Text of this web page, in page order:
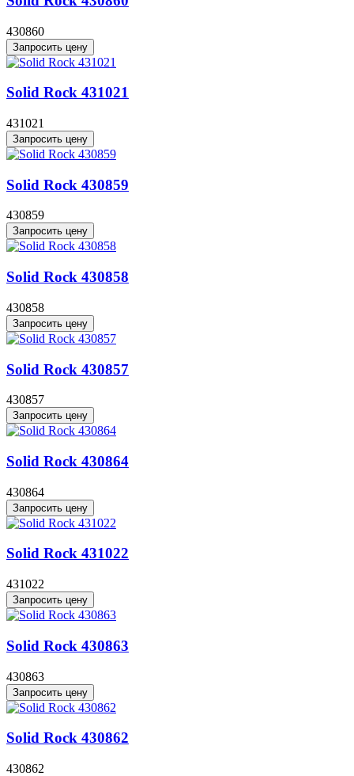
430860
Запросить цену
Solid Rock 431021
431021
Запросить цену
Solid Rock 430859
430859
Запросить цену
Solid Rock 430858
430858
Запросить цену
Solid Rock 430857
430857
Запросить цену
Solid Rock 430864
430864
Запросить цену
Solid Rock 431022
431022
Запросить цену
Solid Rock 430863
430863
Запросить цену
Solid Rock 430862
430862